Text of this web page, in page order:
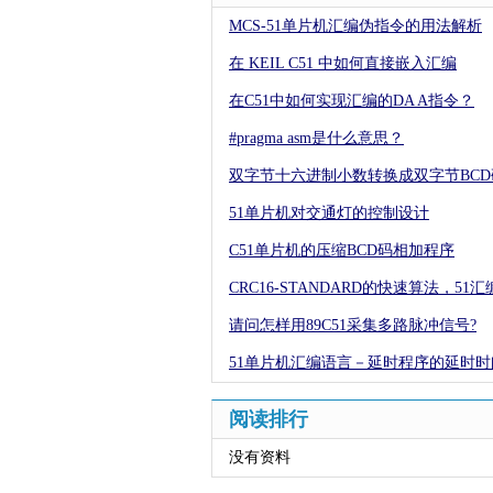
MCS-51单片机汇编伪指令的用法解析
在 KEIL C51 中如何直接嵌入汇编
在C51中如何实现汇编的DA A指令？
#pragma asm是什么意思？
双字节十六进制小数转换成双字节
51单片机对交通灯的控制设计
C51单片机的压缩BCD码相加程序
CRC16-STANDARD的快速算法，51汇
请问怎样用89C51采集多路脉冲信号?
51单片机汇编语言－延时程序的延时时
阅读排行
没有资料